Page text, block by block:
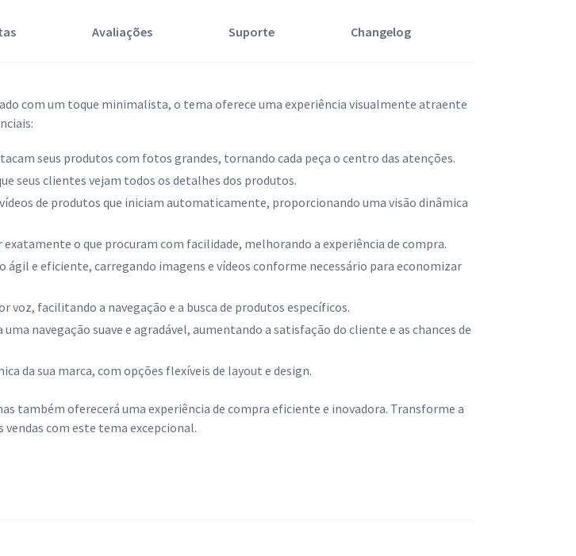
Avaliações Suporte Changelog
com um toque minimalista, o tema oferece uma experiência visualmente atraente
seus produtos com fotos grandes, tornando cada peça o centro das atenções.
seus clientes vejam todos os detalhes dos produtos.
de produtos que iniciam automaticamente, proporcionando uma visão dinâmica
o que procuram com facilidade, melhorando a experiência de compra.
ágil e eficiente, carregando imagens e vídeos conforme necessário para economizar
voz, facilitando a navegação e a busca de produtos específicos.
navegação suave e agradável, aumentando a satisfação do cliente e as chances de
da sua marca, com opções flexíveis de layout e design.
também oferecerá uma experiência de compra eficiente e inovadora. Transforme a
com este tema excepcional.